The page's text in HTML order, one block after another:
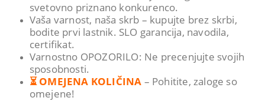
svetovno priznano konkurenco.
Vaša varnost, naša skrb – kupujte brez skrbi,
bodite prvi lastnik. SLO garancija, navodila,
certifikat.
Varnostno OPOZORILO: Ne precenjujte svojih
sposobnosti.
⏳ OMEJENA KOLIČINA – Pohitite, zaloge so
omejene!